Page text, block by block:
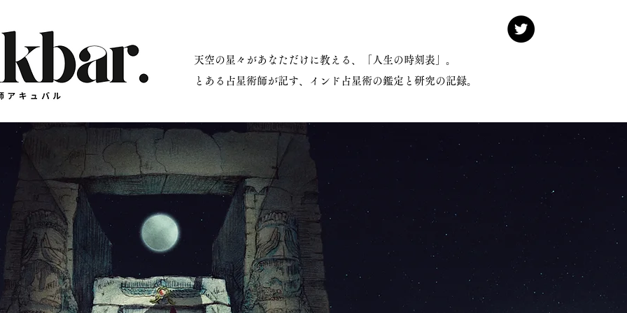
師アキュバル公式サイト
​天空の星々があなただけに教える、「人生の時刻表」。
とある占星術師が記す、インド占星術の鑑定と研究の記録。